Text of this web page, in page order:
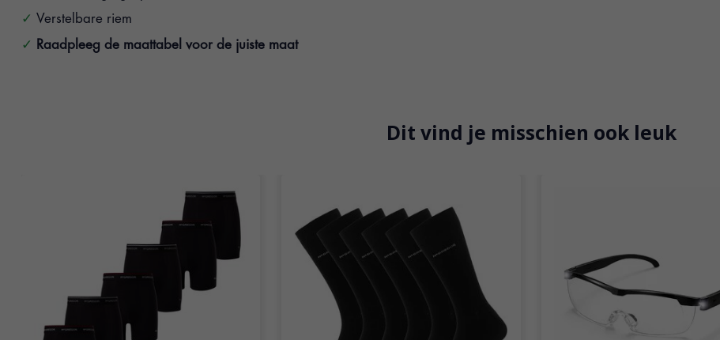
Verstelbare riem
Raadpleeg de maattabel voor de juiste maat
Dit vind je misschien ook leuk